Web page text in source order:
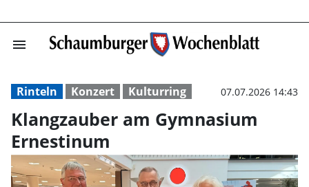
menu Klangzauber
Rinteln Konzert Kulturring 07.07.2026 14:43
Klangzauber am Gymnasium
Ernestinum